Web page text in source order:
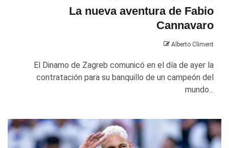
La nueva aventura de Fabio
Cannavaro
Alberto Climent
El Dinamo de Zagreb comunicó en el día de ayer la
contratación para su banquillo de un campeón del
mundo...